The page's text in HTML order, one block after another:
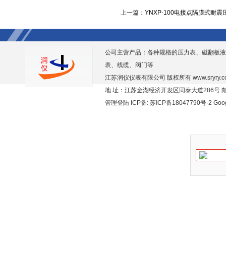
上一篇： YNXP-100电接点隔膜式耐震
公司主营产品：各种规格的压力表、磁翻板
表、线缆、阀门等
江苏润仪仪表有限公司 版权所有
地 址：江苏金湖经济开发区同泰大道286号
管理登陆 ICP备: 苏ICP备18047790号-2